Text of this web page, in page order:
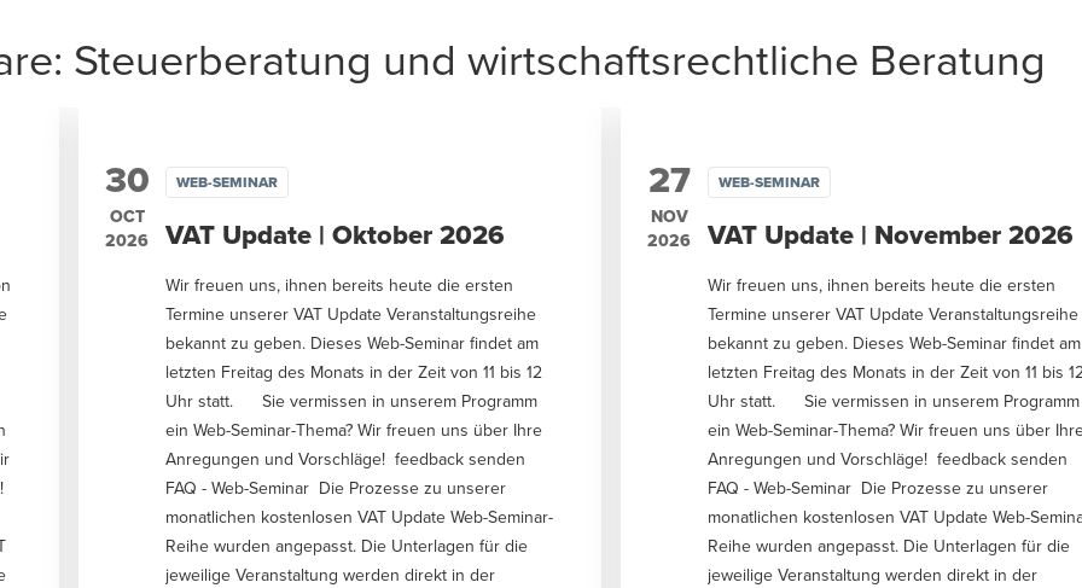
Steuerberatung und wirtschaftsrechtliche Beratung
30
OCT
2026
WEB-SEMINAR
VAT Update | Oktober 2026
Wir freuen uns, ihnen bereits heute die ersten
Termine unserer VAT Update Veranstaltungsreihe
bekannt zu geben. Dieses Web-Seminar findet am
letzten Freitag des Monats in der Zeit von 11 bis 12
Uhr statt. Sie vermissen in unserem Programm
ein Web-Seminar-Thema? Wir freuen uns über Ihre
Anregungen und Vorschläge! feedback senden
FAQ - Web-Seminar Die Prozesse zu unserer
monatlichen kostenlosen VAT Update Web-Seminar-
Reihe wurden angepasst. Die Unterlagen für die
jeweilige Veranstaltung werden direkt in der
27
NOV
2026
WEB-SEMINAR
VAT Update | November 2026
Wir freuen uns, ihnen bereits heute die ersten
Termine unserer VAT Update Veranstaltungsreihe
bekannt zu geben. Dieses Web-Seminar findet am
letzten Freitag des Monats in der Zeit von 11 bis
Uhr statt. Sie vermissen in unserem Programm
ein Web-Seminar-Thema? Wir freuen uns über
Anregungen und Vorschläge! feedback senden
FAQ - Web-Seminar Die Prozesse zu unserer
monatlichen kostenlosen VAT Update Web-
Reihe wurden angepasst. Die Unterlagen für die
jeweilige Veranstaltung werden direkt in der